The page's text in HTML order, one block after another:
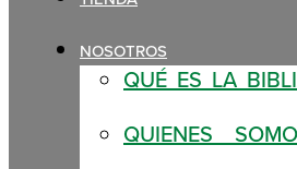
NOSOTROS
QUÉ ES LA
QUIENES